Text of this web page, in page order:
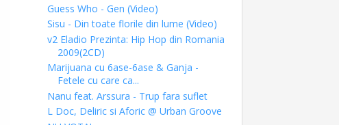
Guess Who - Gen (Video)
Sisu - Din toate florile din lume (Video)
v2 Eladio Prezinta: Hip Hop din Romania
2009(2CD)
Marijuana cu 6ase-6ase & Ganja -
Fetele cu care ca...
Nanu feat. Arssura - Trup fara suflet
L Doc, Deliric si Aforic @ Urban Groove